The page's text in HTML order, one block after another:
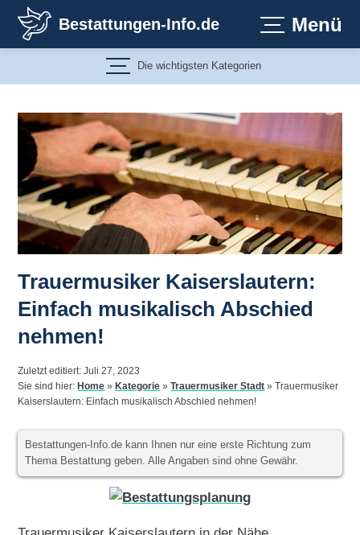
Inhalt
springen
Bestattungen-Info.de Menü
Die wichtigsten Kategorien
Trauermusiker Kaiserslautern:
Einfach musikalisch Abschied
nehmen!
Zuletzt editiert: Juli 27, 2023
Sie sind hier:Home »Kategorie »Trauermusiker Stadt »Trauermusiker
Kaiserslautern: Einfach musikalisch Abschied nehmen!
Bestattungen-Info.de kann Ihnen nur eine erste Richtung zum
Thema Bestattung geben. Alle Angaben sind ohne Gewähr.